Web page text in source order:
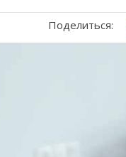
Поделиться: